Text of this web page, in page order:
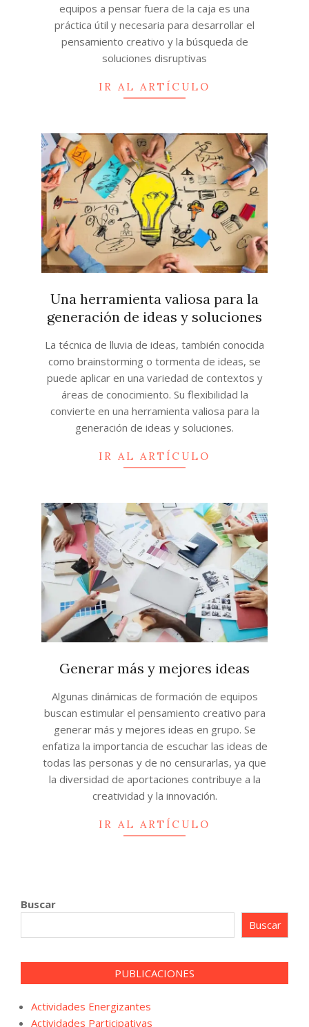
equipos a pensar fuera de la caja es una
práctica útil y necesaria para desarrollar el
pensamiento creativo y la búsqueda de
soluciones disruptivas
IR AL ARTÍCULO
Una herramienta valiosa para la
generación de ideas y soluciones
10-
28
La técnica de lluvia de ideas, también conocida
como brainstorming o tormenta de ideas, se
puede aplicar en una variedad de contextos y
áreas de conocimiento. Su flexibilidad la
convierte en una herramienta valiosa para la
generación de ideas y soluciones.
IR AL ARTÍCULO
Generar más y mejores ideas
10-
21
Algunas dinámicas de formación de equipos
buscan estimular el pensamiento creativo para
generar más y mejores ideas en grupo. Se
enfatiza la importancia de escuchar las ideas de
todas las personas y de no censurarlas, ya que
la diversidad de aportaciones contribuye a la
creatividad y la innovación.
IR AL ARTÍCULO
Buscar
Buscar
PUBLICACIONES
Actividades Energizantes
Actividades Participativas